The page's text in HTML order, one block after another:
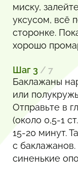
миску,
уксусом, всё
сторонке.
хорошо
Шаг 3 / 7
Баклажаны
или
Отправьте в
(около 0,5-1
15-20 минут.
с
синенькие